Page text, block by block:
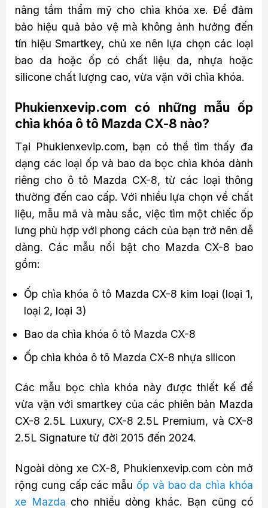
nâng tầm thẩm mỹ cho chìa khóa xe. Để đảm
bảo hiệu quả bảo vệ mà không ảnh hưởng đến
tín hiệu Smartkey, chủ xe nên lựa chọn các loại
bao da hoặc ốp có chất liệu da, nhựa hoặc
silicone chất lượng cao, vừa vặn với chìa khóa.
Phukienxevip.com có những mẫu ốp
chìa khóa ô tô Mazda CX-8 nào?
Tại Phukienxevip.com, bạn có thể tìm thấy đa
dạng các loại ốp và bao da bọc chìa khóa dành
riêng cho ô tô Mazda CX-8, từ các loại thông
thường đến cao cấp. Với nhiều lựa chọn về chất
liệu, mẫu mã và màu sắc, việc tìm một chiếc ốp
lưng phù hợp với phong cách của bạn trở nên dễ
dàng. Các mẫu nổi bật cho Mazda CX-8 bao
gồm:
Ốp chìa khóa ô tô Mazda CX-8 kim loại (loại 1,
loại 2, loại 3)
Bao da chìa khóa ô tô Mazda CX-8
Ốp chìa khóa ô tô Mazda CX-8 nhựa silicon
Các mẫu bọc chìa khóa này được thiết kế để
vừa vặn với smartkey của các phiên bản Mazda
CX-8 2.5L Luxury, CX-8 2.5L Premium, và CX-8
2.5L Signature từ đời 2015 đến 2024.
Ngoài dòng xe CX-8, Phukienxevip.com còn mở
rộng cung cấp các mẫu ốp và bao da chìa khóa
xe Mazda cho nhiều dòng khác. Bạn cũng có